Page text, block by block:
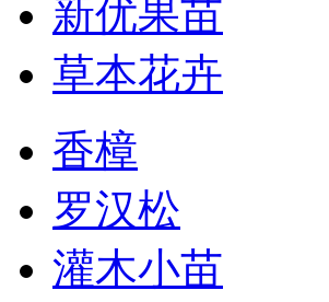
新优果苗
草本花卉
香樟
罗汉松
灌木小苗